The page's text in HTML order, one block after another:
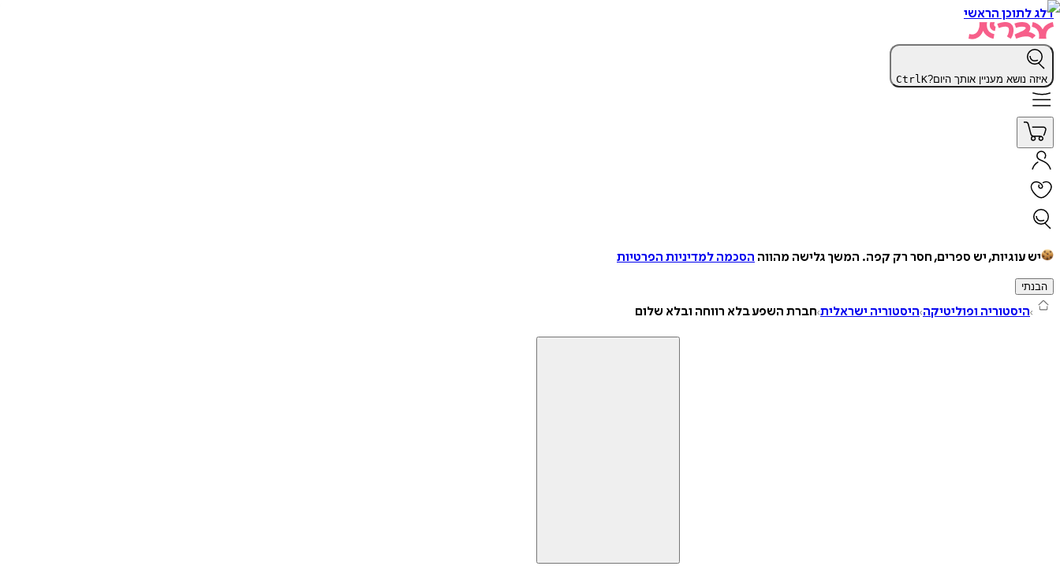
דלג לתוכן הראשי
איזה נושא מעניין אותך היום? CtrlK
יש עוגיות, יש ספרים, חסר רק קפה. המשך גלישה מהווה הסכמה למדיניות הפרטיות
הבנתי
היסטוריה ופוליטיקה היסטוריה ישראלית חברת השפע בלא רווחה ובלא שלום